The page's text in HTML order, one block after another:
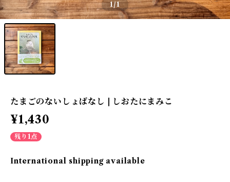
1/1
たまごのないしょばなし | しおたにまみこ
¥1,430
残り1点
International shipping available